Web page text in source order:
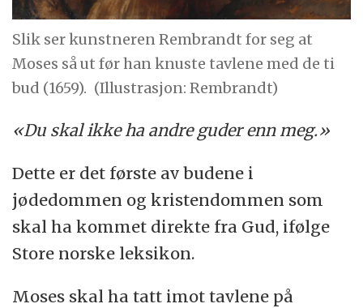
Slik ser kunstneren Rembrandt for seg at
Moses så ut før han knuste tavlene med de ti
bud (1659). (Illustrasjon: Rembrandt)
«Du skal ikke ha andre guder enn meg.»
Dette er det første av budene i
jødedommen og kristendommen som
skal ha kommet direkte fra Gud, ifølge
Store norske leksikon.
Moses skal ha tatt imot tavlene på